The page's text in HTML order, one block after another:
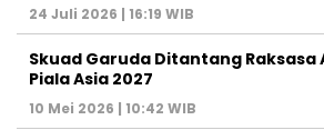
24 Juli 2026 | 16:19 WIB
Skuad Garuda Ditantang Raksasa
Piala Asia 2027
10 Mei 2026 | 10:42 WIB